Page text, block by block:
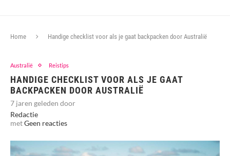
Home Handige checklist voor als je gaat backpacken door Australië
Australië Reistips
HANDIGE CHECKLIST VOOR ALS JE GAAT
BACKPACKEN DOOR AUSTRALIË
7 jaren geleden door
Redactie
metGeen reacties